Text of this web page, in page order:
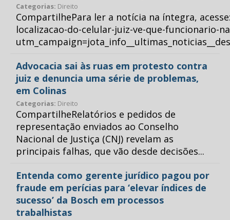
Categorias: Direito
CompartilhePara ler a notícia na íntegra,
localizacao-do-celular-juiz-ve-que-funcionario-
Advocacia sai às ruas em protesto contra
juiz e denuncia uma série de problemas,
em Colinas
Categorias: Direito
CompartilheRelatórios e pedidos de
representação enviados ao Conselho
Nacional de Justiça (CNJ) revelam as
principais falhas, que vão desde decisões...
Entenda como gerente jurídico pagou por
fraude em perícias para ‘elevar índices de
sucesso’ da Bosch em processos
trabalhistas